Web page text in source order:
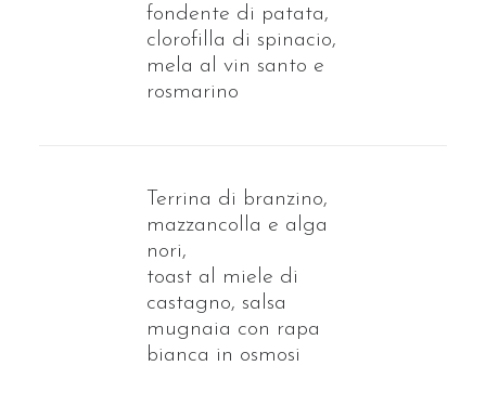
fondente di patata,
clorofilla di spinacio,
mela al vin santo e
rosmarino
Terrina di branzino,
mazzancolla e alga
nori,
toast al miele di
castagno, salsa
mugnaia con rapa
bianca in osmosi